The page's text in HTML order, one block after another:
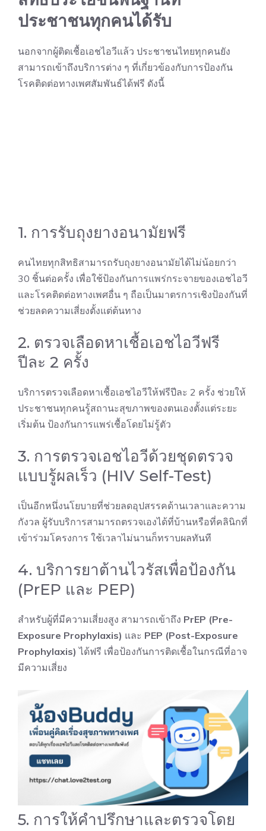
ประชาชนทุกคนได้รับ
นอกจากผู้ติดเชื้อเอชไอวีแล้ว ประชาชนไทยทุกคนยัง
สามารถเข้าถึงบริการต่าง ๆ ที่เกี่ยวข้องกับการป้องกัน
โรคติดต่อทางเพศสัมพันธ์ได้ฟรี ดังนี้
1. การรับถุงยางอนามัยฟรี
คนไทยทุกสิทธิสามารถรับถุงยางอนามัยได้ไม่น้อยกว่า
30 ชิ้นต่อครั้ง เพื่อใช้ป้องกันการแพร่กระจายของเอชไอวี
และโรคติดต่อทางเพศอื่น ๆ ถือเป็นมาตรการเชิงป้องกันที่
ช่วยลดความเสี่ยงตั้งแต่ต้นทาง
2. ตรวจเลือดหาเชื้อเอชไอวีฟรี
ปีละ 2 ครั้ง
บริการตรวจเลือดหาเชื้อเอชไอวีให้ฟรีปีละ 2 ครั้ง ช่วยให้
ประชาชนทุกคนรู้สถานะสุขภาพของตนเองตั้งแต่ระยะ
เริ่มต้น ป้องกันการแพร่เชื้อโดยไม่รู้ตัว
3. การตรวจเอชไอวีด้วยชุดตรวจ
แบบรู้ผลเร็ว (HIV Self-Test)
เป็นอีกหนึ่งนโยบายที่ช่วยลดอุปสรรคด้านเวลาและความ
กังวล ผู้รับบริการสามารถตรวจเองได้ที่บ้านหรือที่คลินิกที่
เข้าร่วมโครงการ ใช้เวลาไม่นานก็ทราบผลทันที
4. บริการยาต้านไวรัสเพื่อป้องกัน
(PrEP และ PEP)
สำหรับผู้ที่มีความเสี่ยงสูง สามารถเข้าถึง PrEP (Pre-
Exposure Prophylaxis) และ PEP (Post-Exposure
Prophylaxis) ได้ฟรี เพื่อป้องกันการติดเชื้อในกรณีที่อาจ
มีความเสี่ยง
5. การให้คำปรึกษาและตรวจโดย